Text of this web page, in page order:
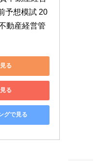
予想模試 20
動産経営管
る
る
グで見る